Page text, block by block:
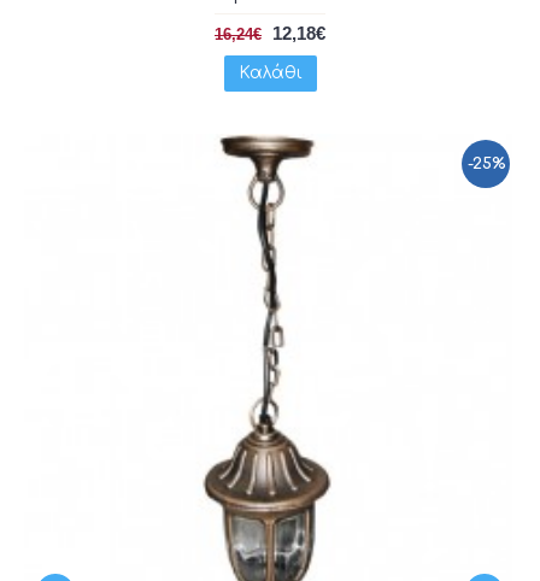
16,24€ 12,18€
Καλάθι
-25%